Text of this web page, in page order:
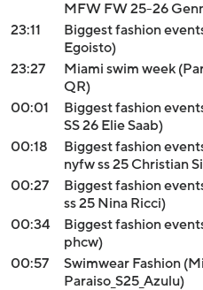
MFW FW 25-26
23:11
Biggest fashion
Egoisto)
23:27
Miami swim week
QR)
00:01
Biggest fashion
SS 26 Elie Saab)
00:18
Biggest fashion
nyfw ss 25 Christian
00:27
Biggest fashion
ss 25 Nina Ricci)
00:34
Biggest fashion
phcw)
00:57
Swimwear Fashion
Paraiso_S25_Azulu)